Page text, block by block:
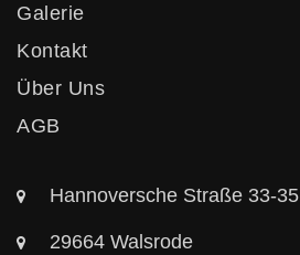
Galerie
Kontakt
Über Uns
AGB
Hannoversche Straße 33-35
29664 Walsrode